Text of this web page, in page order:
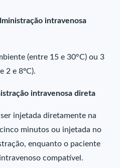
intravenosa
(entre 15 e 30°C) ou 3
2 e 8ºC).
intravenosa direta
injetada diretamente na
minutos ou injetada no
enquanto o paciente
compatível.